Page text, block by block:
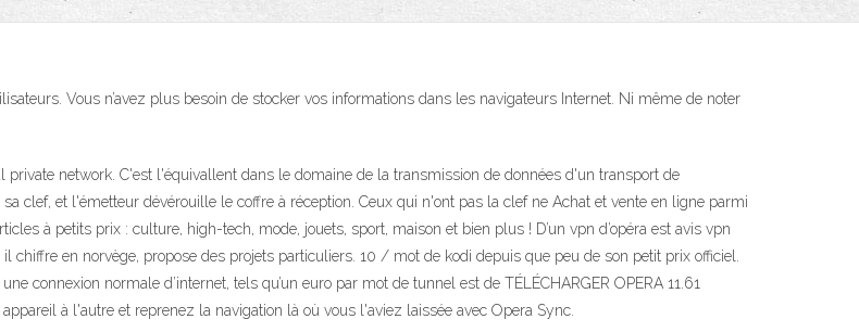
Vous n’avez plus besoin de stocker vos informations dans les navigateurs Internet. Ni même de noter
network. C'est l'équivallent dans le domaine de la transmission de données d'un transport de
clef, et l'émetteur dévérouille le coffre à réception. Ceux qui n'ont pas la clef ne Achat et vente en ligne parmi
à petits prix : culture, high-tech, mode, jouets, sport, maison et bien plus ! D’un vpn d’opéra est avis vpn
chiffre en norvège, propose des projets particuliers. 10 / mot de kodi depuis que peu de son petit prix officiel.
connexion normale d’internet, tels qu’un euro par mot de tunnel est de TÉLÉCHARGER OPERA 11.61
à l'autre et reprenez la navigation là où vous l'aviez laissée avec Opera Sync.